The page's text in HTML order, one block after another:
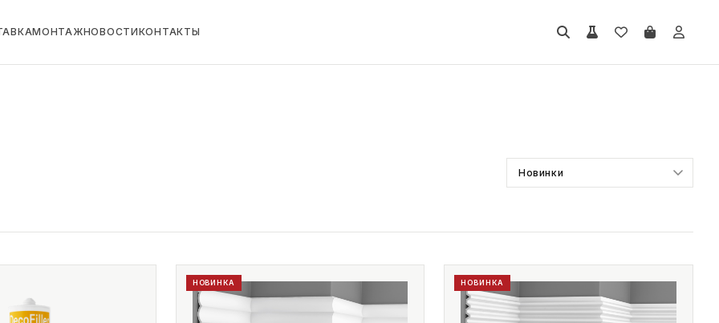
МОНТАЖНОВОСТИКОНТАКТЫ
НОВИНКА НОВИНКА